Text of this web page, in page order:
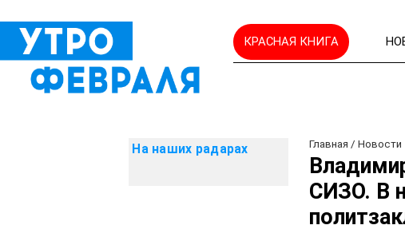
КРАСНАЯ КНИГА
На наших радарах Главная /Новости
СИЗО. В